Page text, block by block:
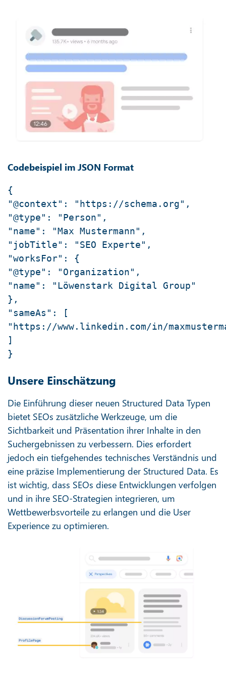
Codebeispiel im JSON Format
{
"@context": "https://schema.org",
"@type": "Person",
"name": "Max Mustermann",
"jobTitle": "SEO Experte",
"worksFor": {
"@type": "Organization",
"name": "Löwenstark Digital Group"
},
"sameAs": [
"https://www.linkedin.com/in/
]
}
Unsere Einschätzung
Die Einführung dieser neuen Structured Data Typen
bietet SEOs zusätzliche Werkzeuge, um die
Sichtbarkeit und Präsentation ihrer Inhalte in den
Suchergebnissen zu verbessern. Dies erfordert
jedoch ein tiefgehendes technisches Verständnis und
eine präzise Implementierung der Structured Data. Es
ist wichtig, dass SEOs diese Entwicklungen verfolgen
und in ihre SEO-Strategien integrieren, um
Wettbewerbsvorteile zu erlangen und die User
Experience zu optimieren.